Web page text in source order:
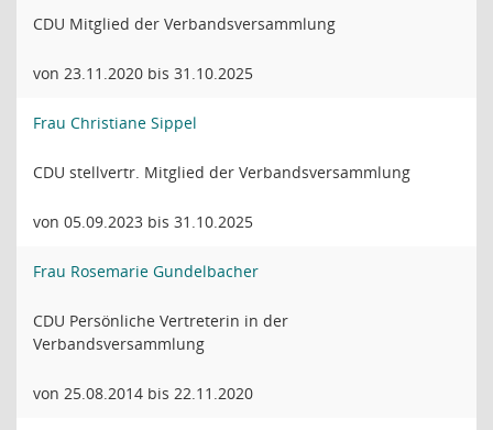
CDU Mitglied der Verbandsversammlung
von 23.11.2020 bis 31.10.2025
Frau Christiane Sippel
CDU stellvertr. Mitglied der Verbandsversammlung
von 05.09.2023 bis 31.10.2025
Frau Rosemarie Gundelbacher
CDU Persönliche Vertreterin in der
Verbandsversammlung
von 25.08.2014 bis 22.11.2020